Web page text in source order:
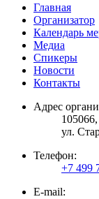
Главная
Организатор
Календарь
Медиа
Спикеры
Новости
Контакты
Адрес
ул.
Телефон:
+7 499
E-mail: